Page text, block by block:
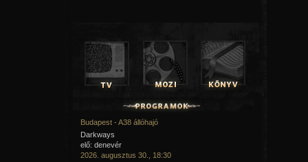
Budapest - A38 állóhajó
Darkways
elő: denevér
2026. augusztus 30., 18:30